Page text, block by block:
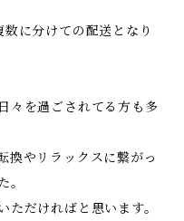
に分けての配送となり
々を過ごされてる方も多
換やリラックスに繋がっ
。
だければと思います。